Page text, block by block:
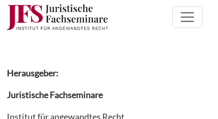
Herausgeber:
Juristische Fachseminare
Institut für angewandtes Recht